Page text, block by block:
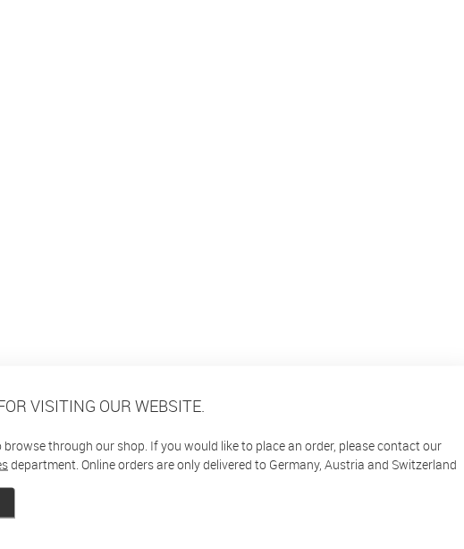
VISITING OUR WEBSITE.
browse through our shop. If you would like to place an order, please contact our
department. Online orders are only delivered to Germany, Austria and Switzerland